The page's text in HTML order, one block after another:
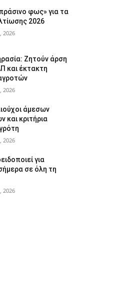
φως» για τα
2026
2026
Ζητούν άρση
και έκτακτη
2026
άμεσων
και κριτήρια
2026
για
σε όλη τη
2026